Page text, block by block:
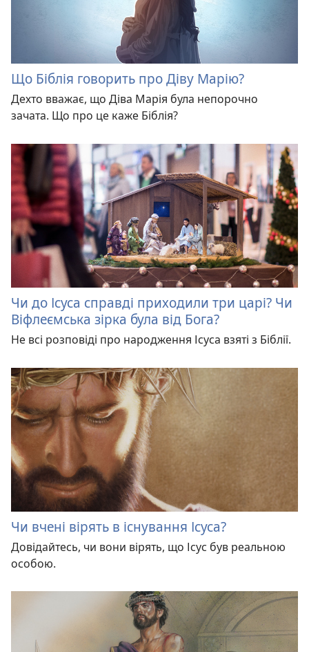
Що Біблія говорить про Діву Марію?
Дехто вважає, що Діва Марія була непорочно
зачата. Що про це каже Біблія?
Чи до Ісуса справді приходили три царі? Чи
Віфлеємська зірка була від Бога?
Не всі розповіді про народження Ісуса взяті з Біблії.
Чи вчені вірять в існування Ісуса?
Довідайтесь, чи вони вірять, що Ісус був реальною
особою.